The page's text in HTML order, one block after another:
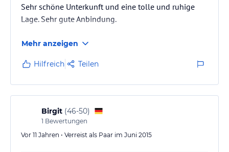
Sehr schöne Unterkunft und eine tolle und ruhige
Lage. Sehr gute Anbindung.
Mehr anzeigen
Hilfreich Teilen
Birgit (46-50)
1 Bewertungen
Vor 11 Jahren • Verreist als Paar im Juni 2015